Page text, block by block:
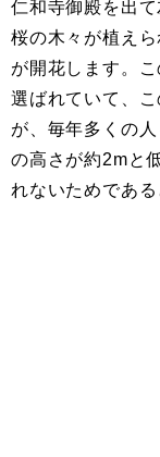
仁和寺御殿を出
桜の木々が植え
が開花します。
選ばれていて、
が、毎年多くの
の高さが約2mと
れないためである